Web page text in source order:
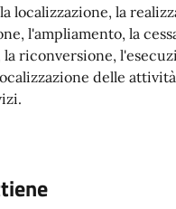
localizzazione, la
l'ampliamento, la
riconversione,
delle